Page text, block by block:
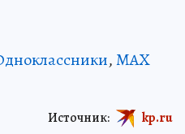
,MAX
Источник: kp.ru